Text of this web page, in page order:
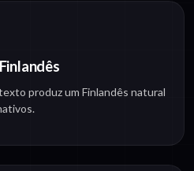
produz um Finlandês natural